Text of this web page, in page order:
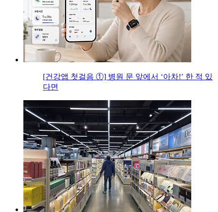
[건강앱 첫걸음 ①] 병원 문 앞에서 ‘아차!’ 한 적 있
다면